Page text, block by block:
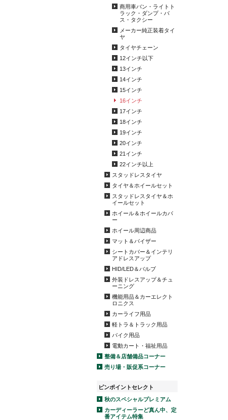
商用車バン・ライトト
ラック・ダンプ・バ
ス・タクシー
メーカー純正装着タイ
ヤ
タイヤチェーン
12インチ以下
13インチ
14インチ
15インチ
16インチ
17インチ
18インチ
19インチ
20インチ
21インチ
22インチ以上
スタッドレスタイヤ
タイヤ＆ホイールセット
スタッドレスタイヤ＆ホ
イールセット
ホイール＆ホイールカバ
ー
ホイール周辺商品
マット＆バイザー
シートカバー＆インテリ
アドレスアップ
HID/LED＆バルブ
外装ドレスアップ＆チュ
ーニング
機能用品＆カーエレクト
ロニクス
カーライフ用品
軽トラ＆トラック用品
バイク用品
電動カート・福祉用品
整備＆店舗備品コーナー
売り場・販促系コーナー
ピンポイントセレクト
秋のスペシャルプレミアム
カーディーラーど真ん中、定
番アイテム特集